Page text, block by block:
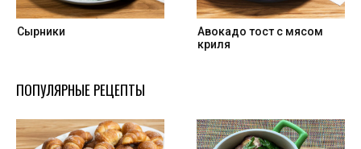
Сырники
Авокадо тост с мясом
криля
ПОПУЛЯРНЫЕ РЕЦЕПТЫ